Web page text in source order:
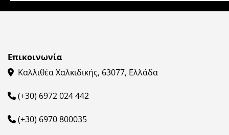
Επικοινωνία
Καλλιθέα Χαλκιδικής, 63077, Ελλάδα
(+30) 6972 024 442
(+30) 6970 800035‬